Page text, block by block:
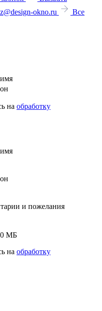
okno.ru
Все
на обработку
и пожелания
МБ
на обработку